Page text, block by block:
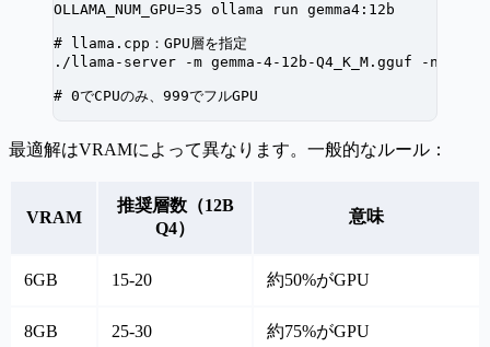
OLLAMA_NUM_GPU=35 ollama run gemma4:12b
# llama.cpp：GPU層を指定
./llama-server -m gemma-4-12b-Q4_K_M.gguf -ngl
# 0でCPUのみ、999でフルGPU
最適解はVRAMによって異なります。一般的なルール：
VRAM
推奨層数（12B
Q4）
意味
6GB 15-20 約50%がGPU
8GB 25-30 約75%がGPU